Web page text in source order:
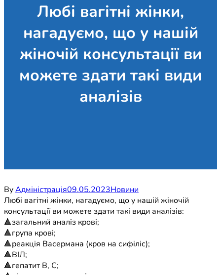
Любі вагітні жінки,
нагадуємо, що у нашій
жіночій консультації ви
можете здати такі види
аналізів
ByАдміністрація09.05.2023Новини
Любі вагітні жінки, нагадуємо, що у нашій жіночій
консультації ви можете здати такі види аналізів:
🔺загальний аналіз крові;
🔺група крові;
🔺реакція Васермана (кров на сифіліс);
🔺ВІЛ;
🔺гепатит B, C;